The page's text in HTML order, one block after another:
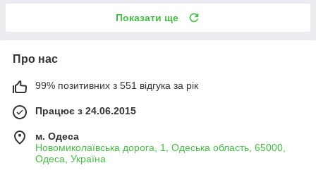
Показати ще
Про нас
99% позитивних з 551 відгука за рік
Працює з 24.06.2015
м. Одеса
Новомиколаївська дорога, 1, Одеська область, 65000,
Одеса, Україна